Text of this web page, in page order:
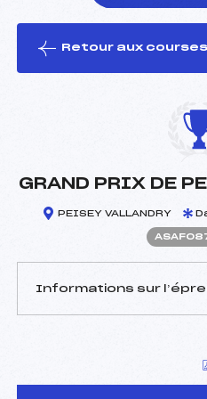
le ski
Retour aux courses
GRAND PRIX DE
PEISEY VALLANDRY
Informations sur
Arbitre :